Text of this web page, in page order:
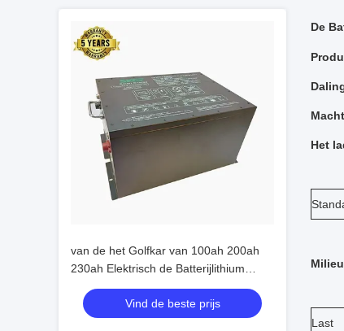
van de het Golfkar van 100ah 200ah
230ah Elektrisch de Batterijlithium
Ionen7936wh Meer Energie
Vind de beste prijs
De
Het
Last